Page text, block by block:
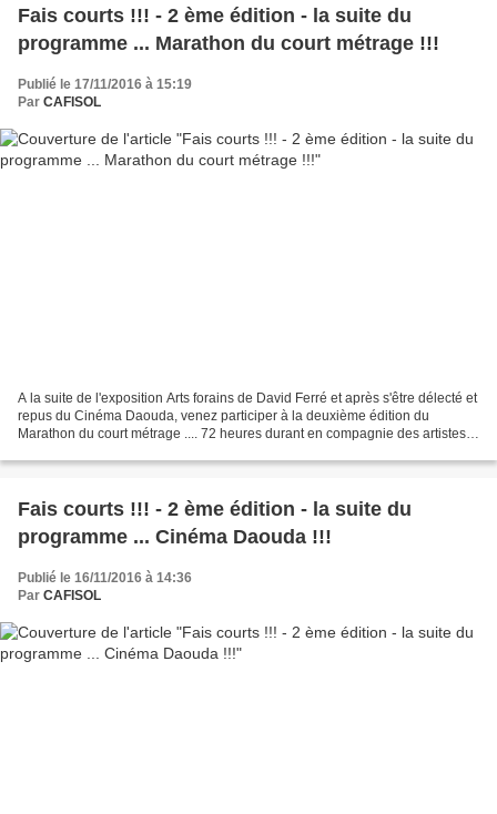
Fais courts !!! - 2 ème édition - la suite du
programme ... Marathon du court métrage !!!
Publié le 17/11/2016 à 15:19
Par CAFISOL
A la suite de l'exposition Arts forains de David Ferré et après s'être délecté et
repus du Cinéma Daouda, venez participer à la deuxième édition du
Marathon du court métrage .... 72 heures durant en compagnie des artistes
Fais courts !!! - 2 ème édition - la suite du
programme ... Cinéma Daouda !!!
Publié le 16/11/2016 à 14:36
Par CAFISOL